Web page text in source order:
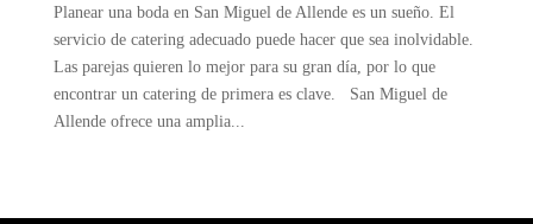
Planear una boda en San Miguel de Allende es un sueño. El
servicio de catering adecuado puede hacer que sea inolvidable.
Las parejas quieren lo mejor para su gran día, por lo que
encontrar un catering de primera es clave. San Miguel de
Allende ofrece una amplia...